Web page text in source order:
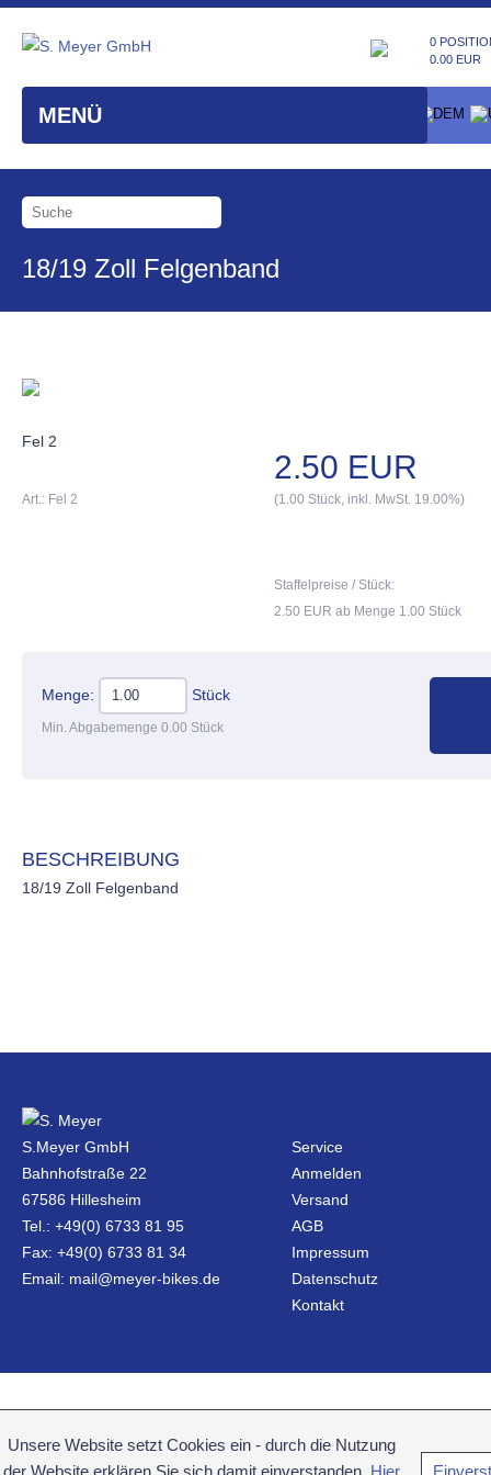
MENÜ
0
0.00 EUR
18/19 Zoll Felgenband
Fel 2
2.50 EUR
Art.: Fel 2 (1.00 Stück, inkl. MwSt. 19.00%)
Staffelpreise / Stück:
2.50 EUR ab Menge 1.00 Stück
Menge: Stück
Min. Abgabemenge 0.00 Stück
BESCHREIBUNG
18/19 Zoll Felgenband
S.Meyer GmbH
Bahnhofstraße 22
67586 Hillesheim
Tel.: +49(0) 6733 81 95
Fax: +49(0) 6733 81 34
Email: mail@meyer-bikes.de
Service
Anmelden
Versand
AGB
Impressum
Datenschutz
Kontakt
Unsere Website setzt Cookies ein - durch die Nutzung
der Website erklären Sie sich damit einverstanden. Hier